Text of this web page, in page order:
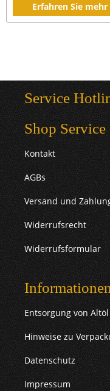
Erfahren Sie mehr
Service
Shop Service
Kontakt
AGBs
Versand und
Widerrufsrecht
Widerrufsformular
Entsorgung von Altöl
Hinweise zu
Datenschutz
Impressum